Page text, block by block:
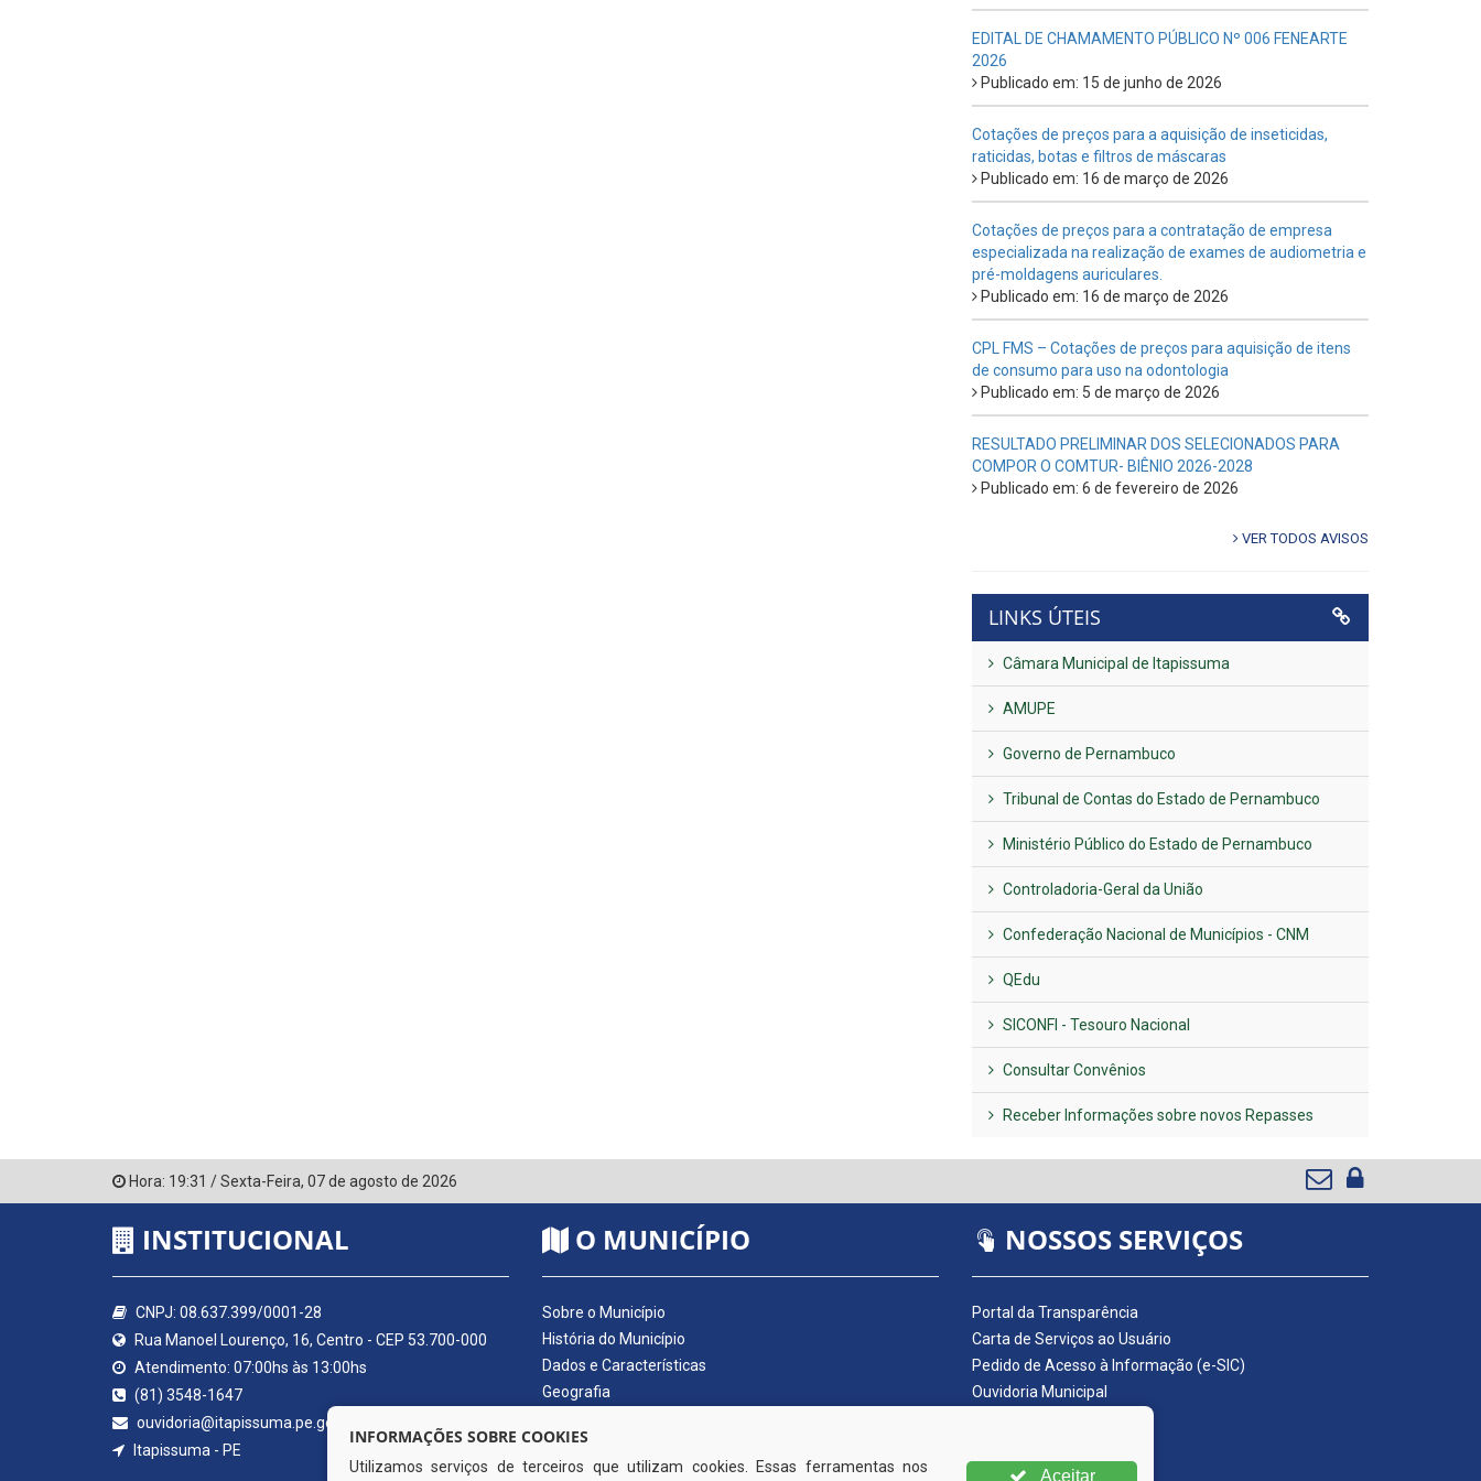
EDITAL DE CHAMAMENTO PÚBLICO Nº 006 FENEARTE
2026
Publicado em: 15 de junho de 2026
Cotações de preços para a aquisição de inseticidas,
raticidas, botas e filtros de máscaras
Publicado em: 16 de março de 2026
Cotações de preços para a contratação de empresa
especializada na realização de exames de audiometria e
pré-moldagens auriculares.
Publicado em: 16 de março de 2026
CPL FMS – Cotações de preços para aquisição de itens
de consumo para uso na odontologia
Publicado em: 5 de março de 2026
RESULTADO PRELIMINAR DOS SELECIONADOS PARA
COMPOR O COMTUR- BIÊNIO 2026-2028
Publicado em: 6 de fevereiro de 2026
VER TODOS AVISOS
LINKS ÚTEIS
Câmara Municipal de Itapissuma
AMUPE
Governo de Pernambuco
Tribunal de Contas do Estado de Pernambuco
Ministério Público do Estado de Pernambuco
Controladoria-Geral da União
Confederação Nacional de Municípios - CNM
QEdu
SICONFI - Tesouro Nacional
Consultar Convênios
Receber Informações sobre novos Repasses
Hora: 19:31 /Sexta-Feira, 07 de agosto de 2026
INSTITUCIONAL
CNPJ: 08.637.399/0001-28
Rua Manoel Lourenço, 16, Centro - CEP 53.700-000
Atendimento: 07:00hs às 13:00hs
(81) 3548-1647
ouvidoria@itapissuma.pe.gov.br
Itapissuma - PE
O MUNICÍPIO
Sobre o Município
História do Município
Dados e Características
Geografia
Símbolos do Município
Hino do Município
NOSSOS SERVIÇOS
Portal da Transparência
Carta de Serviços ao Usuário
Pedido de Acesso à Informação (e-SIC)
Ouvidoria Municipal
Nota Fiscal Eletrônica
INFORMAÇÕES SOBRE COOKIES
Utilizamos serviços de terceiros que utilizam cookies. Essas ferramentas nos
Aceitar